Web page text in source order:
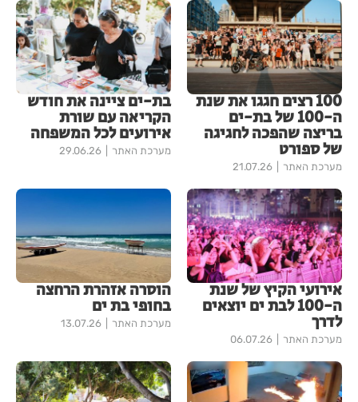
100 רצים חגגו את שנת
ה-100 של בת-ים
בריצה שהפכה לחגיגה
של ספורט
מערכת האתר 21.07.26
בת-ים ציינה את חודש
הקריאה עם שורת
אירועים לכל המשפחה
מערכת האתר 29.06.26
אירועי הקיץ של שנת
ה-100 לבת ים יוצאים
לדרך
מערכת האתר 06.07.26
הוסרה אזהרת הרחצה
בחופי בת ים
מערכת האתר 13.07.26